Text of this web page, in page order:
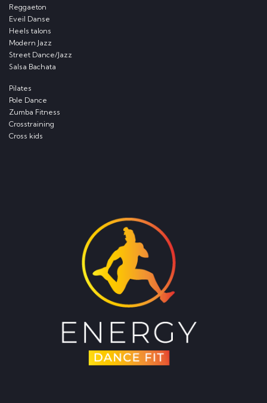
Reggaeton
Eveil Danse
Heels talons
Modern Jazz
Street Dance/Jazz
Salsa Bachata
Pilates
Pole Dance
Zumba Fitness
Crosstraining
Cross kids